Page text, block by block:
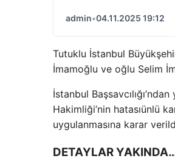
admin•04.11.2025 19:12
Tutuklu İstanbul
İmamoğlu ve oğlu Selim
İstanbul
Hakimliği’nin hatasıünlü
uygulanmasına karar
DETAYLAR